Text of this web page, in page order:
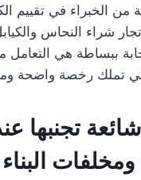
الخبراء في تقييم
شراء النحاس
ببساطة هي التعامل
تملك رخصة واضحة
تجنبها
ومخلفات